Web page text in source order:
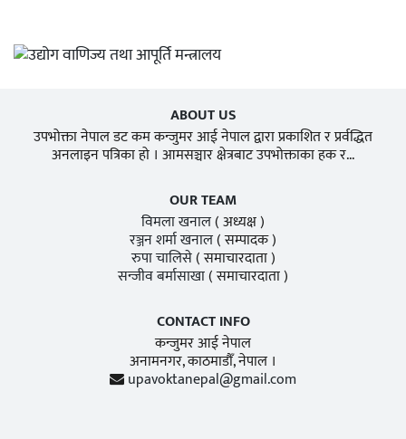
ABOUT US
उपभोक्ता नेपाल डट कम कन्जुमर आई नेपाल द्वारा प्रकाशित र प्रर्वद्धित
अनलाइन पत्रिका हो । आमसञ्चार क्षेत्रबाट उपभोक्ताका हक र...
OUR TEAM
विमला खनाल( अध्यक्ष )
रञ्जन शर्मा खनाल( सम्पादक )
रुपा चालिसे( समाचारदाता )
सन्जीव बर्मासाखा( समाचारदाता )
CONTACT INFO
कन्जुमर आई नेपाल
अनामनगर, काठमाडाैँ, नेपाल ।
upavoktanepal@gmail.com